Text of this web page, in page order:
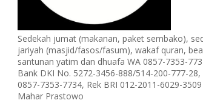
Sedekah jumat (makanan, paket sembako),
jariyah (masjid/fasos/fasum), wakaf quran,
santunan yatim dan dhuafa WA 0857-7353-
Bank DKI No. 5272-3456-888/514-200-777-28,
0857-7353-7734, Rek BRI 012-2011-6029-3509
Mahar Prastowo